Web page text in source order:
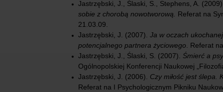
Jastrzębski, J., Ślaski, S., Stephens, A.
sobie z chorobą nowotworową. Referat na
21.03.09.
Jastrzębski, J. (2007).Ja w oczach
potencjalnego partnera życiowego. Referat
Jastrzębski, J., Ślaski, S. (2007). Śmierć a
Ogólnopolskiej Konferencji Naukowej
Jastrzębski, J. (2006). Czy miłość jest ślepa.
Referat na I Psychologicznym Pikniku